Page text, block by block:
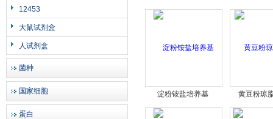
12453
大鼠试剂盒
人试剂盒
菌种
国家细胞
蛋白
淀粉铵盐培养基 黄豆粉琼